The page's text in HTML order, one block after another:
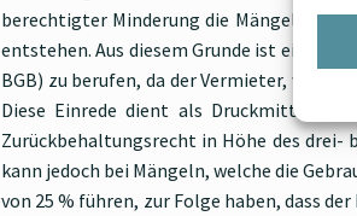
berechtigter Minderung die Mängel nicht,
entstehen. Aus diesem Grunde ist ein
BGB) zu berufen, da der Vermieter,
Diese Einrede dient als Druckmittel
Zurückbehaltungsrecht in Höhe des drei-
kann jedoch bei Mängeln, welche die
von 25 % führen, zur Folge haben, dass